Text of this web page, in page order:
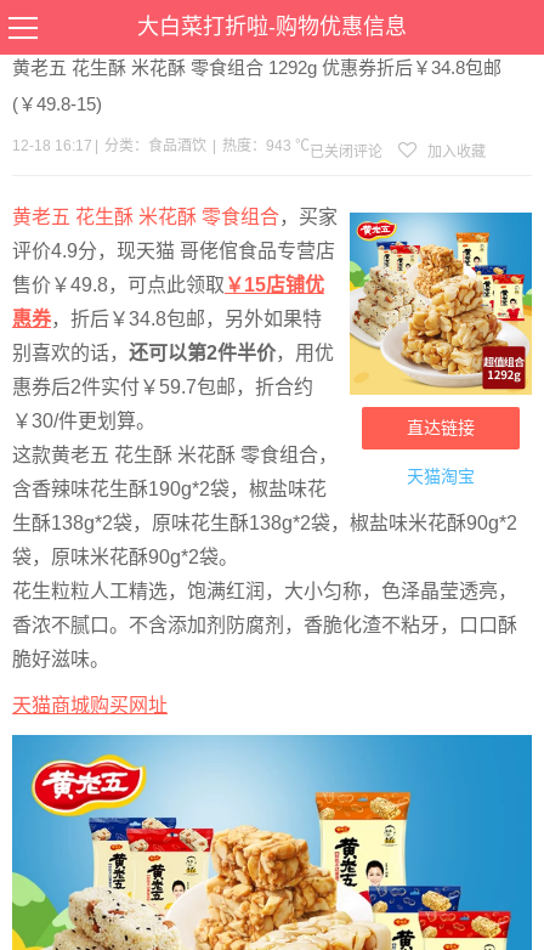
大白菜打折啦-购物优惠信息
当前位置： 优惠>食品酒饮>文章详情
黄老五 花生酥 米花酥 零食组合 1292g 优惠券折后￥34.8包邮
(￥49.8-15)
12-18 16:17 分类： 食品酒饮 热度：943 ℃ 已关闭评论 加入收藏
直达链接
天猫淘宝
黄老五 花生酥 米花酥 零食组合，买家
评价4.9分，现天猫 哥佬倌食品专营店
售价￥49.8，可点此领取 ￥15店铺优
惠券，折后￥34.8包邮，另外如果特
别喜欢的话， 还可以第2件半价，用优
惠券后2件实付￥59.7包邮，折合约
￥30/件更划算。
这款黄老五 花生酥 米花酥 零食组合，
含香辣味花生酥190g*2袋，椒盐味花
生酥138g*2袋，原味花生酥138g*2袋，椒盐味米花酥90g*2
袋，原味米花酥90g*2袋。
花生粒粒人工精选，饱满红润，大小匀称，色泽晶莹透亮，
香浓不腻口。不含添加剂防腐剂，香脆化渣不粘牙，口口酥
脆好滋味。
天猫商城购买网址